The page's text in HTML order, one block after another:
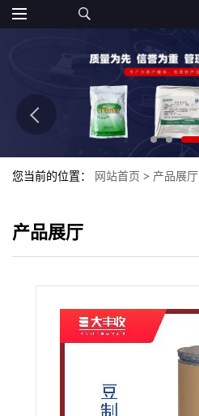
您当前的位置： 网站首页 > 产品展厅
产品展厅